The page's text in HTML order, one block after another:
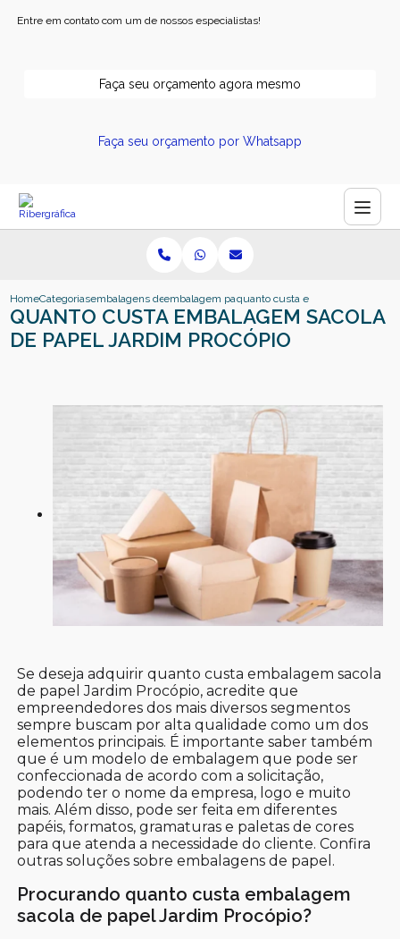
Entre em contato com um de nossos especialistas!
Faça seu orçamento agora mesmo
Faça seu orçamento por Whatsapp
HomeCategoriasembalagens de papelembalagem papel kraftquanto custa embalagem sacola
QUANTO CUSTA EMBALAGEM SACOLA
DE PAPEL JARDIM PROCÓPIO
Se deseja adquirir quanto custa embalagem sacola
de papel Jardim Procópio, acredite que
empreendedores dos mais diversos segmentos
sempre buscam por alta qualidade como um dos
elementos principais. É importante saber também
que é um modelo de embalagem que pode ser
confeccionada de acordo com a solicitação,
podendo ter o nome da empresa, logo e muito
mais. Além disso, pode ser feita em diferentes
papéis, formatos, gramaturas e paletas de cores
para que atenda a necessidade do cliente. Confira
outras soluções sobre embalagens de papel.
Procurando quanto custa embalagem
sacola de papel Jardim Procópio?